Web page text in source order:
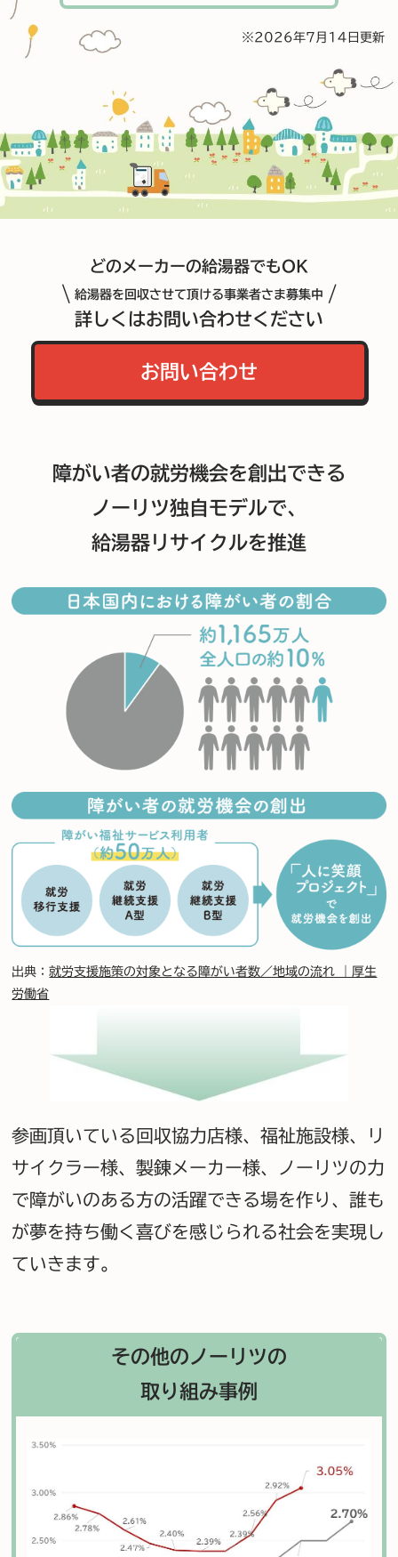
※2026年7月14日更新
どのメーカーの給湯器でもOK
\ 給湯器を回収させて頂ける事業者さま募集中
/
詳しくはお問い合わせください
お問い合わせ
障がい者の就労機会を創出できる
ノーリツ独自モデルで、
給湯器リサイクルを推進
出典：就労支援施策の対象となる障がい者数／地域の流れ ｜厚生
労働省
参画頂いている回収協力店様、福祉施設様、リ
サイクラー様、製錬メーカー様、
ノーリツの力
で障がいのある方の活躍できる場を作り、誰も
が夢を持ち働く喜びを感じられる社会を実現し
ていきます。
その他のノーリツの
取り組み事例